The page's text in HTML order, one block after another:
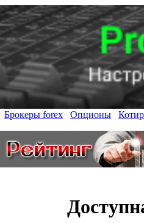
Брокеры forex Опционы